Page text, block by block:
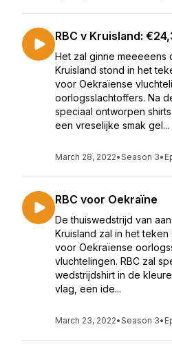
RBC v Kruisland:
Het zal ginne meeeeens
Kruisland stond in het
voor Oekraïense
oorlogsslachtoffers. Na
speciaal ontworpen
een vreselijke smak gel...
March 28, 2022•Season 3•
RBC voor Oekraïne
De thuiswedstrijd van
Kruisland zal in het
voor Oekraïense
vluchtelingen. RBC zal
wedstrijdshirt in de
vlag, een ide...
March 23, 2022•Season 3•